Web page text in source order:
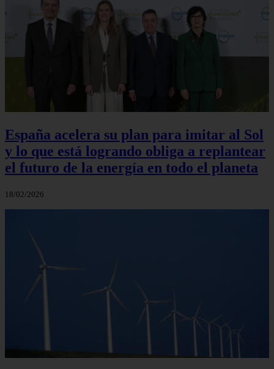
España acelera su plan para imitar al Sol
y lo que está logrando obliga a replantear
el futuro de la energía en todo el planeta
18/02/2026